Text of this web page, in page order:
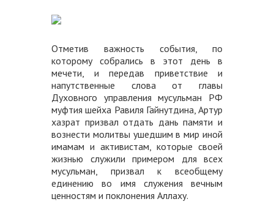
Отметив важность события, по
которому собрались в этот день в
мечети, и передав приветствие и
напутственные слова от главы
Духовного управления мусульман РФ
муфтия шейха Равиля Гайнутдина, Артур
хазрат призвал отдать дань памяти и
вознести молитвы ушедшим в мир иной
имамам и активистам, которые своей
жизнью служили примером для всех
мусульман, призвал к всеобщему
единению во имя служения вечным
ценностям и поклонения Аллаху.